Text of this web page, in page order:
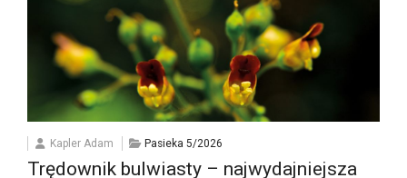
Kapler Adam Pasieka 5/2026
Trędownik bulwiasty – najwydajniejsza